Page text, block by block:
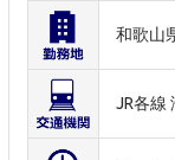
和歌山
JR各線